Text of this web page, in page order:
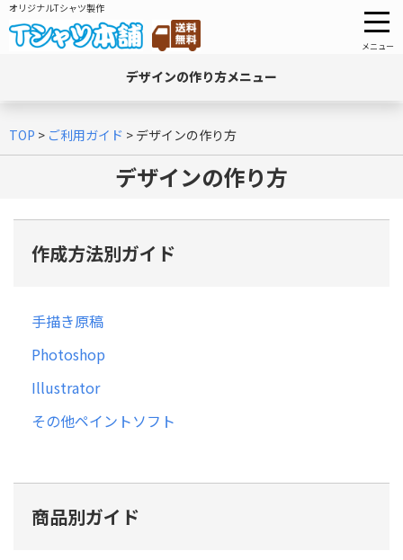
オリジナルTシャツ製作
メニュー
デザインの作り方メニュー
TOP > ご利用ガイド > デザインの作り方
デザインの作り方
作成方法別ガイド
手描き原稿
Photoshop
Illustrator
その他ペイントソフト
商品別ガイド